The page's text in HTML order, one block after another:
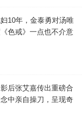
10年，金泰勇对汤唯
色戒》一点也不介意
后张艾嘉传出重磅合
中亲自操刀，呈现奇